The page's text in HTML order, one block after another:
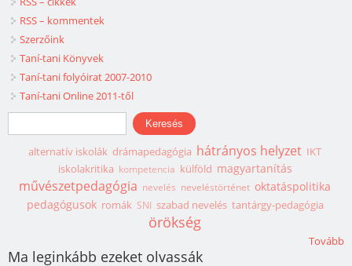
RSS – kommentek
Szerzőink
Taní-tani Könyvek
Taní-tani folyóirat 2007-2010
Taní-tani Online 2011-től
Keresés űrlap
Keresés
alternatív iskolák drámapedagógia hátrányos helyzet IKT
iskolakritika kompetencia külföld magyartanítás
művészetpedagógia nevelés neveléstörténet oktatáspolitika
pedagógusok romák SNI szabad nevelés tantárgy-pedagógia
örökség
Tovább
Ma leginkább ezeket olvassák